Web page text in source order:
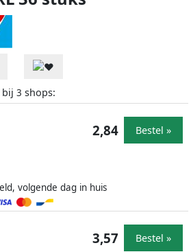
bij 3 shops:
volgende dag in huis
2,84 Bestel »
3,57 Bestel »